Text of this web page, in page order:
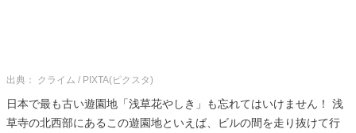
出典： クライム / PIXTA(ピクスタ)
日本で最も古い遊園地「浅草花やしき」も忘れてはいけません！ 浅
草寺の北西部にあるこの遊園地といえば、ビルの間を走り抜けて行